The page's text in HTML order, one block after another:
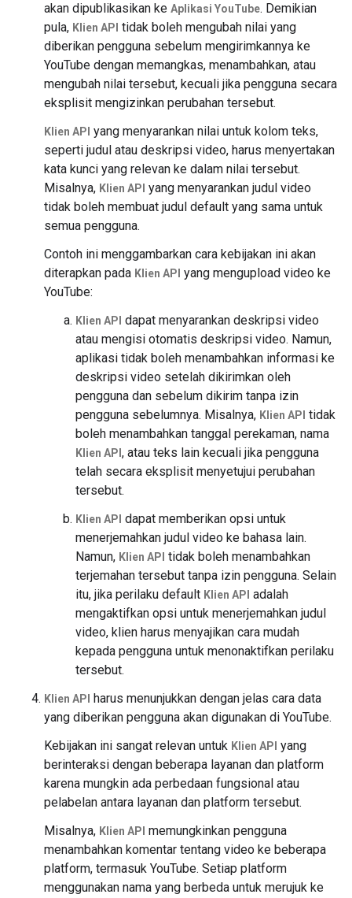
akan dipublikasikan ke Aplikasi YouTube. Demikian
pula, Klien API tidak boleh mengubah nilai yang
diberikan pengguna sebelum mengirimkannya ke
YouTube dengan memangkas, menambahkan, atau
mengubah nilai tersebut, kecuali jika pengguna secara
eksplisit mengizinkan perubahan tersebut.
Klien API yang menyarankan nilai untuk kolom teks,
seperti judul atau deskripsi video, harus menyertakan
kata kunci yang relevan ke dalam nilai tersebut.
Misalnya, Klien API yang menyarankan judul video
tidak boleh membuat judul default yang sama untuk
semua pengguna.
Contoh ini menggambarkan cara kebijakan ini akan
diterapkan pada Klien API yang mengupload video ke
YouTube:
Klien API dapat menyarankan deskripsi video
atau mengisi otomatis deskripsi video. Namun,
aplikasi tidak boleh menambahkan informasi ke
deskripsi video setelah dikirimkan oleh
pengguna dan sebelum dikirim tanpa izin
pengguna sebelumnya. Misalnya, Klien API tidak
boleh menambahkan tanggal perekaman, nama
Klien API , atau teks lain kecuali jika pengguna
telah secara eksplisit menyetujui perubahan
tersebut.
Klien API dapat memberikan opsi untuk
menerjemahkan judul video ke bahasa lain.
Namun, Klien API tidak boleh menambahkan
terjemahan tersebut tanpa izin pengguna. Selain
itu, jika perilaku default Klien API adalah
mengaktifkan opsi untuk menerjemahkan judul
video, klien harus menyajikan cara mudah
kepada pengguna untuk menonaktifkan perilaku
tersebut.
Klien API harus menunjukkan dengan jelas cara data
yang diberikan pengguna akan digunakan di YouTube.
Kebijakan ini sangat relevan untuk Klien API yang
berinteraksi dengan beberapa layanan dan platform
karena mungkin ada perbedaan fungsional atau
pelabelan antara layanan dan platform tersebut.
Misalnya, Klien API memungkinkan pengguna
menambahkan komentar tentang video ke beberapa
platform, termasuk YouTube. Setiap platform
menggunakan nama yang berbeda untuk merujuk ke